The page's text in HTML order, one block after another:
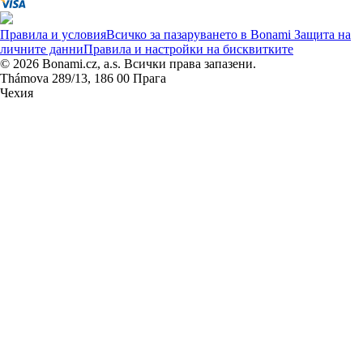
Правила и условияВсичко за пазаруването в Bonami Защита на
личните данниПравила и настройки на бисквитките
© 2026 Bonami.cz, a.s. Всички права запазени.
Thámova 289/13, 186 00 Прага
Чехия